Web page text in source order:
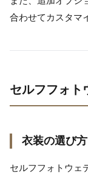
合わせてカスタマ
セルフフォト
衣装の選び
セルフフォトウェ